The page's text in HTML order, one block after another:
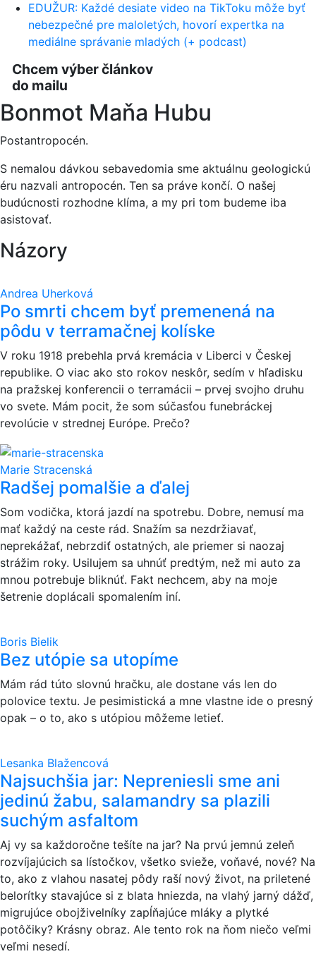
EDUŽUR: Každé desiate video na TikToku môže byť
nebezpečné pre maloletých, hovorí expertka na
mediálne správanie mladých (+ podcast)
Chcem výber článkov
do mailu
Bonmot Maňa Hubu
Postantropocén.
S nemalou dávkou sebavedomia sme aktuálnu geologickú
éru nazvali antropocén. Ten sa práve končí. O našej
budúcnosti rozhodne klíma, a my pri tom budeme iba
asistovať.
Názory
Andrea Uherková
Po smrti chcem byť premenená na
pôdu v terramačnej kolíske
V roku 1918 prebehla prvá kremácia v Liberci v Českej
republike. O viac ako sto rokov neskôr, sedím v hľadisku
na pražskej konferencii o terramácii – prvej svojho druhu
vo svete. Mám pocit, že som súčasťou funebráckej
revolúcie v strednej Európe. Prečo?
Marie Stracenská
Radšej pomalšie a ďalej
Som vodička, ktorá jazdí na spotrebu. Dobre, nemusí ma
mať každý na ceste rád. Snažím sa nezdržiavať,
neprekážať, nebrzdiť ostatných, ale priemer si naozaj
strážim roky. Usilujem sa uhnúť predtým, než mi auto za
mnou potrebuje bliknúť. Fakt nechcem, aby na moje
šetrenie doplácali spomalením iní.
Boris Bielik
Bez utópie sa utopíme
Mám rád túto slovnú hračku, ale dostane vás len do
polovice textu. Je pesimistická a mne vlastne ide o presný
opak – o to, ako s utópiou môžeme letieť.
Lesanka Blažencová
Najsuchšia jar: Nepreniesli sme ani
jedinú žabu, salamandry sa plazili
suchým asfaltom
Aj vy sa každoročne tešíte na jar? Na prvú jemnú zeleň
rozvíjajúcich sa lístočkov, všetko svieže, voňavé, nové? Na
to, ako z vlahou nasatej pôdy raší nový život, na priletené
belorítky stavajúce si z blata hniezda, na vlahý jarný dážď,
migrujúce obojživelníky zapĺňajúce mláky a plytké
potôčiky? Krásny obraz. Ale tento rok na ňom niečo veľmi
veľmi nesedí.